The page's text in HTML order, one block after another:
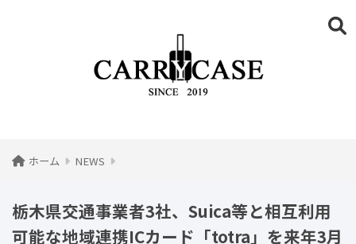
ホーム NEWS
栃木県交通事業者3社、Suica等と相互利用
可能な地域連携ICカード「totra」を来年3月